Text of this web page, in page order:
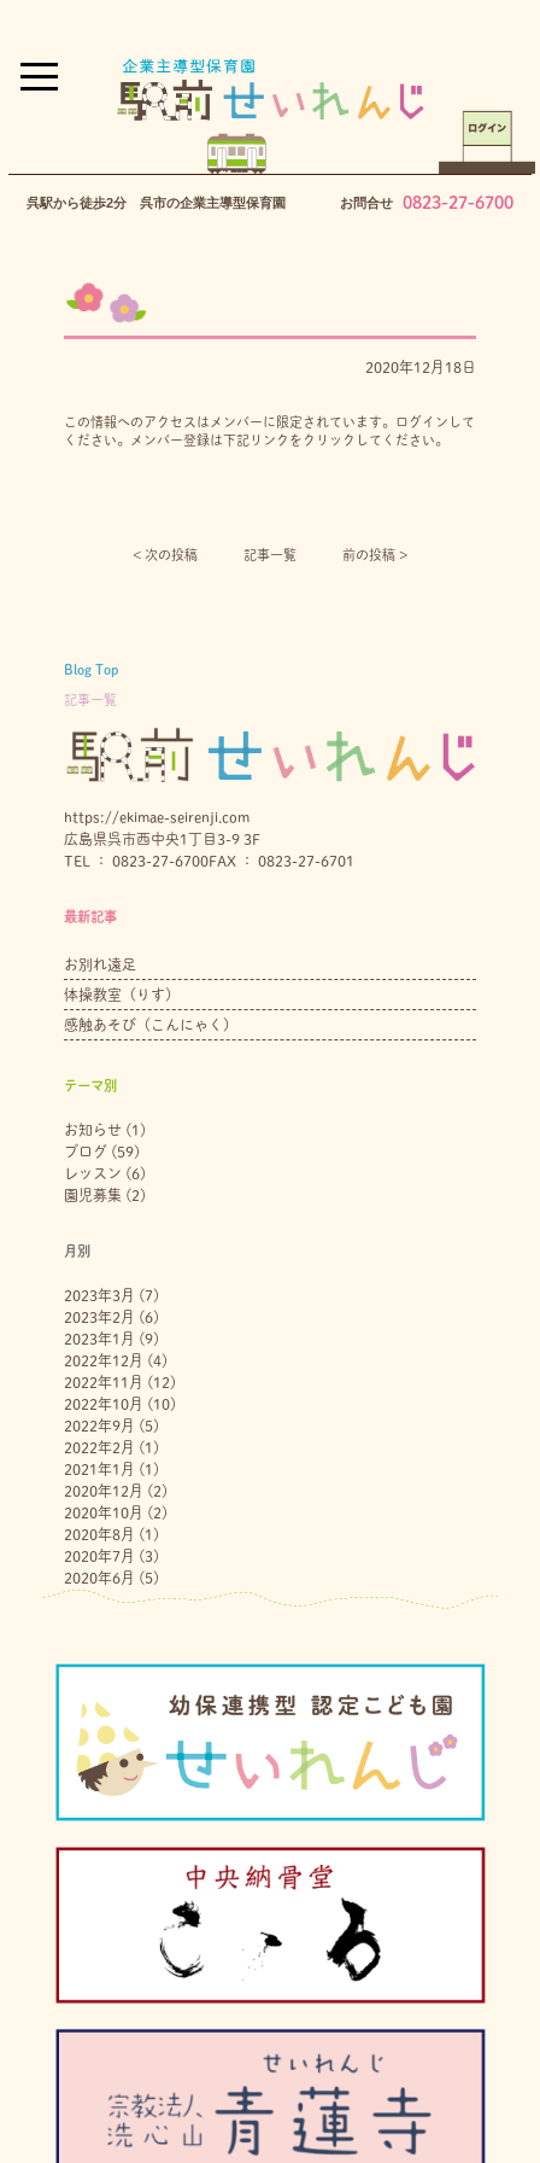
呉駅から徒歩2分 呉市の企業主導型保育園 お問合せ 0823-27-6700
2020年12月18日
この情報へのアクセスはメンバーに限定されています。ログインして
ください。メンバー登録は下記リンクをクリックしてください。
< 次の投稿︎ 記事一覧 前の投稿 >
Blog Top
記事一覧
https://ekimae-seirenji.com
広島県呉市西中央1丁目3-9 3F
TEL ： 0823-27-6700FAX ： 0823-27-6701
最新記事
お別れ遠足
体操教室（りす）
感触あそび（こんにゃく）
テーマ別
お知らせ(1)
ブログ (59)
レッスン (6)
園児募集 (2)
月別
2023年3月 (7)
2023年2月 (6)
2023年1月 (9)
2022年12月 (4)
2022年11月 (12)
2022年10月 (10)
2022年9月 (5)
2022年2月 (1)
2021年1月 (1)
2020年12月 (2)
2020年10月 (2)
2020年8月 (1)
2020年7月 (3)
2020年6月 (5)